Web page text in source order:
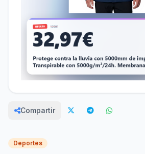
Compartir
Deportes